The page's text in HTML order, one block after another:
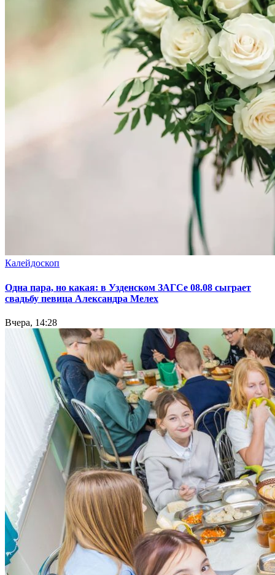
Калейдоскоп
Одна пара, но какая: в Узденском ЗАГСе 08.08 сыграет
свадьбу певица Александра Мелех
Вчера, 14:28